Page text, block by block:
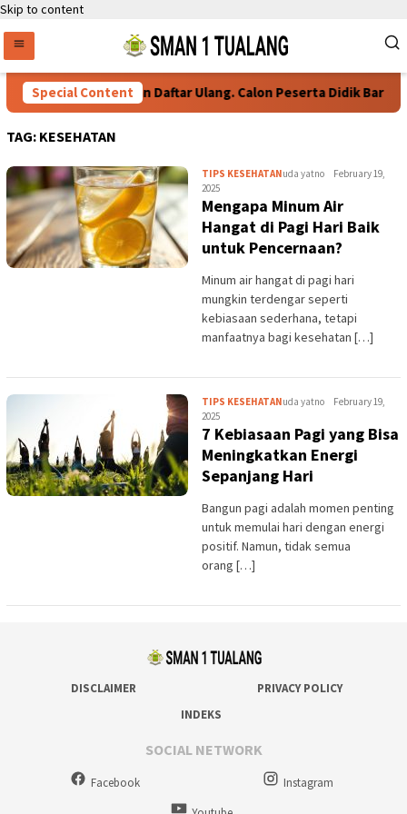
Skip to content
Special Content
Persyaratan Daftar Ulang. Calon Peserta Didik Baru
TAG: KESEHATAN
TIPS KESEHATANuda yatno
February 19,
2025
Mengapa Minum Air
Hangat di Pagi Hari Baik
untuk Pencernaan?
Minum air hangat di pagi hari
mungkin terdengar seperti
kebiasaan sederhana, tetapi
manfaatnya bagi kesehatan […]
TIPS KESEHATANuda yatno
February 19,
2025
7 Kebiasaan Pagi yang Bisa
Meningkatkan Energi
Sepanjang Hari
Bangun pagi adalah momen penting
untuk memulai hari dengan energi
positif. Namun, tidak semua
orang […]
DISCLAIMER
PRIVACY POLICY
INDEKS
SOCIAL NETWORK
Facebook
Instagram